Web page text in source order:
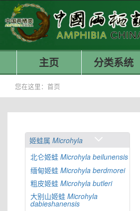
主页 分类系统
您在这里： 首页
姬蛙属 Microhyla
北仑姬蛙 Microhyla beilunensis
缅甸姬蛙 Microhyla berdmorei
粗皮姬蛙 Microhyla butleri
大别山姬蛙 Microhyla
dabieshanensis